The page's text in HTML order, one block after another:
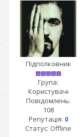
Підполковник
Група:
Користувачі
Повідомлень:
108
Репутація: 0
Статус: Offline